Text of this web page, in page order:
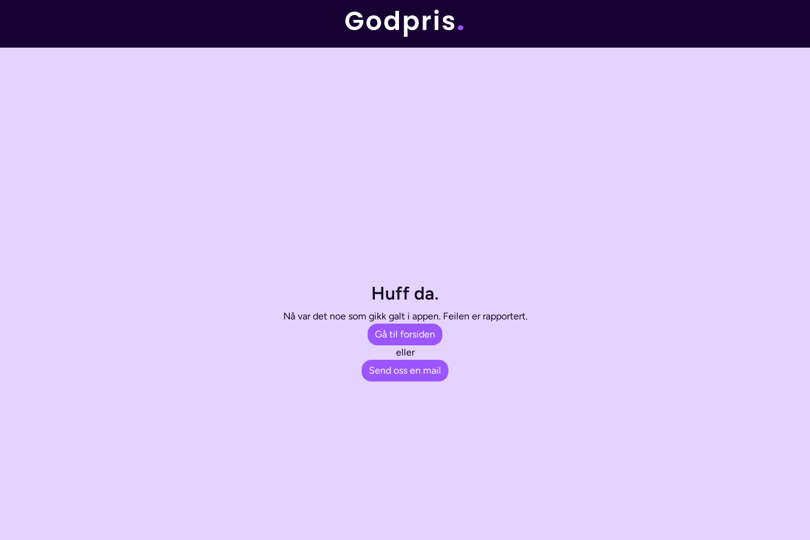
Huff da.
Nå var det noe som gikk galt i appen. Feilen er rapportert.
Gå til forsiden
eller
Send oss en mail